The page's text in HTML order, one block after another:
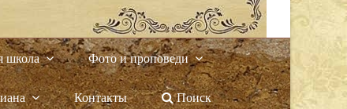
школа Фото и проповеди
Контакты Поиск